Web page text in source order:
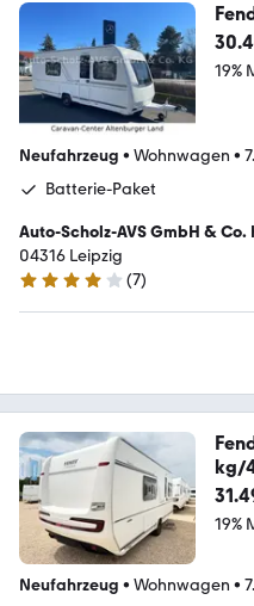
19%
Neufahrzeug • Wohnwagen •
Batterie-Paket
Auto-Scholz-AVS GmbH & Co.
04316 Leipzig
4.2 Sterne
(7)
kg/
19%
Neufahrzeug • Wohnwagen •